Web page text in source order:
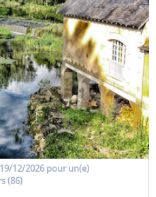
12/2026 pour un(e)
(86)